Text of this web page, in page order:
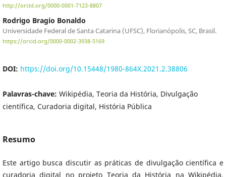
http://orcid.org/0000-0001-7123-8807
Rodrigo Bragio Bonaldo
Universidade Federal de Santa Catarina (UFSC), Florianópolis, SC, Brasil.
https://orcid.org/0000-0002-3938-5169
DOI: https://doi.org/10.15448/1980-864X.2021.2.38806
Palavras-chave: Wikipédia, Teoria da História, Divulgação
científica, Curadoria digital, História Pública
Resumo
Este artigo busca discutir as práticas de divulgação científica e
curadoria digital no projeto Teoria da História na Wikipédia.